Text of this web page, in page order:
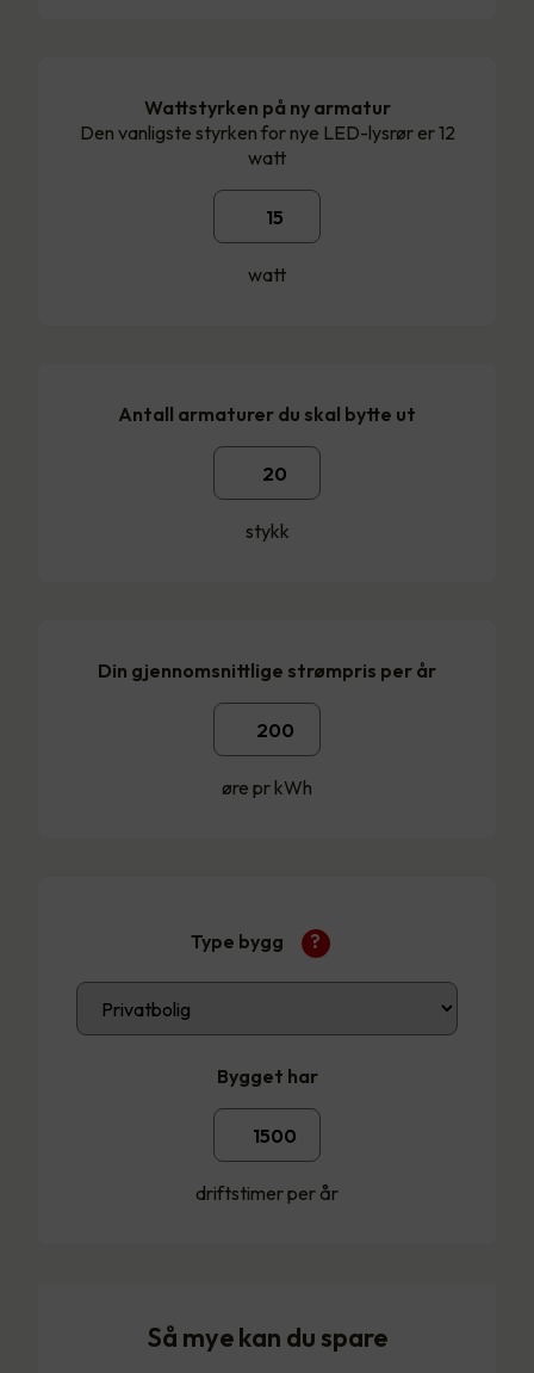
Wattstyrken på ny armatur
Den vanligste styrken for nye LED-lysrør er 12
watt
watt
Antall armaturer du skal bytte ut
stykk
Din gjennomsnittlige strømpris per år
øre pr kWh
Type bygg ?
Bygget har
driftstimer per år
Så mye kan du spare